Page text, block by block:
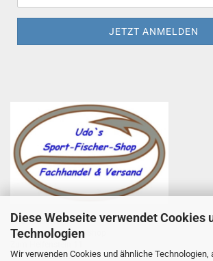
Diese Webseite verwendet Cookies
Technologien
Wir verwenden Cookies und ähnliche Technologien,
Udo Totzauer
Udo`s Sport-Fischer-Shop
97753 Karlstadt